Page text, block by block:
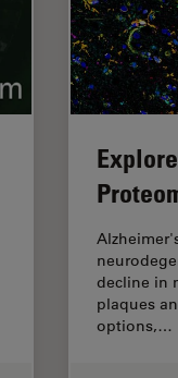
decline in
plaques
options,…